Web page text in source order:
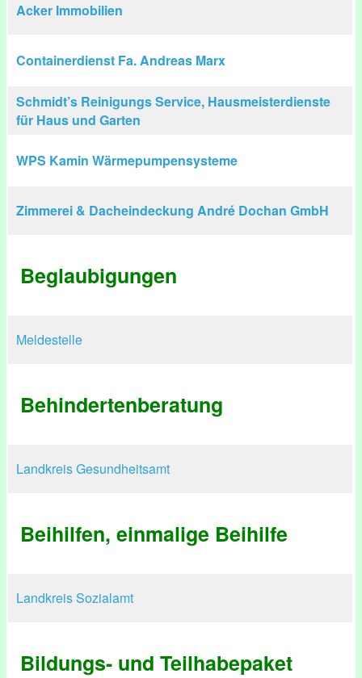
Acker Immobilien
Containerdienst Fa. Andreas Marx
Schmidt’s Reinigungs Service, Hausmeisterdienste
für Haus und Garten
WPS Kamin Wärmepumpensysteme
Zimmerei & Dacheindeckung André Dochan GmbH
Beglaubigungen
Meldestelle
Behindertenberatung
Landkreis Gesundheitsamt
Beihilfen, einmalige Beihilfe
Landkreis Sozialamt
Bildungs- und Teilhabepaket